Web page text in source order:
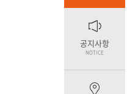
공지사항
NOTICE